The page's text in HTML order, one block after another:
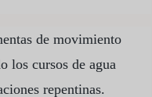
de movimiento
los cursos de agua
repentinas.